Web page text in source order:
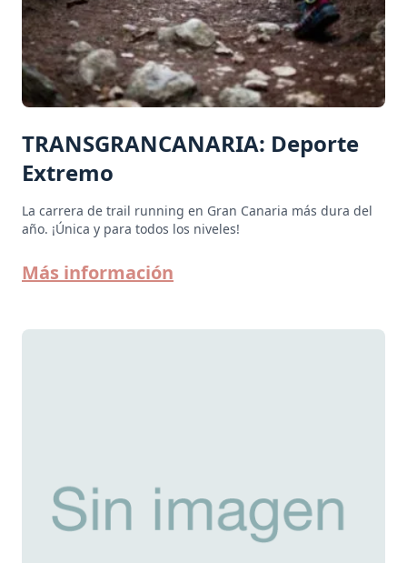
TRANSGRANCANARIA: Deporte
Extremo
La carrera de trail running en Gran Canaria más dura del
año. ¡Única y para todos los niveles!
Más información